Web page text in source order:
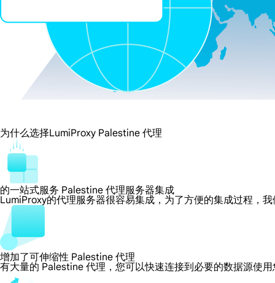
为什么选择LumiProxy Palestine 代理
的一站式服务 Palestine 代理服务器集成
LumiProxy的代理服务器很容易集成，为了方便的集成过程，
增加了可伸缩性 Palestine 代理
有大量的 Palestine 代理，您可以快速连接到必要的数据源使